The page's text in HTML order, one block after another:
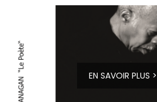
EN SAVOIR PLUS >